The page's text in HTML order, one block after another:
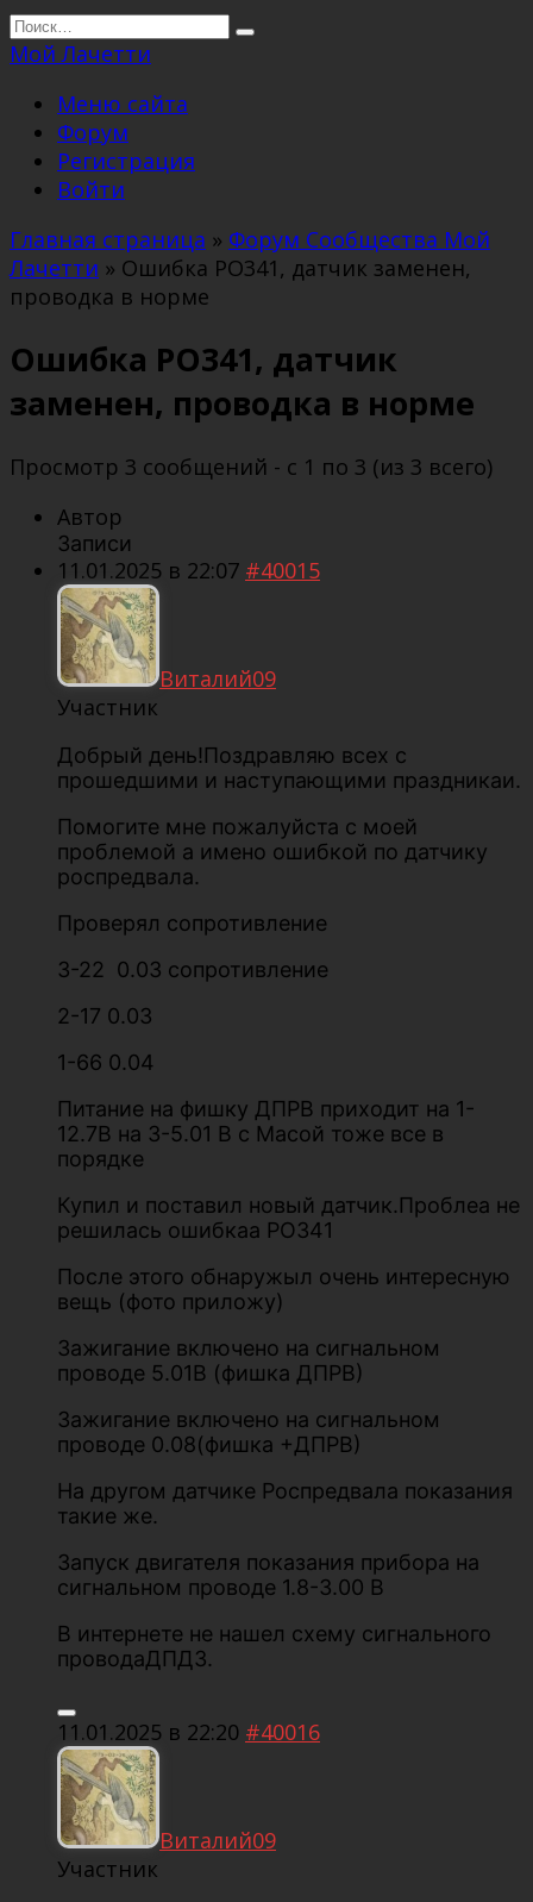
Перейти
к
Search
for:
Мой Лачетти
Меню сайта
Форум
Регистрация
Войти
Главная страница » Форум Сообщества Мой
Лачетти » Ошибка РО341, датчик заменен,
проводка в норме
Ошибка РО341, датчик
заменен, проводка в норме
Просмотр 3 сообщений - с 1 по 3 (из 3 всего)
Автор
Записи
11.01.2025 в 22:07 #40015
Виталий09
Участник
Добрый день!Поздравляю всех с
прошедшими и наступающими праздникаи.
Помогите мне пожалуйста с моей
проблемой а имено ошибкой по датчику
роспредвала.
Проверял сопротивление
3-22 0.03 сопротивление
2-17 0.03
1-66 0.04
Питание на фишку ДПРВ приходит на 1-
12.7В на 3-5.01 В с Масой тоже все в
порядке
Купил и поставил новый датчик.Проблеа не
решилась ошибкаа РО341
После этого обнаружыл очень интересную
вещь (фото приложу)
Зажигание включено на сигнальном
проводе 5.01В (фишка ДПРВ)
Зажигание включено на сигнальном
проводе 0.08(фишка +ДПРВ)
На другом датчике Роспредвала показания
такие же.
Запуск двигателя показания прибора на
сигнальном проводе 1.8-3.00 В
В интернете не нашел схему сигнального
проводаДПДЗ.
11.01.2025 в 22:20 #40016
Виталий09
Участник